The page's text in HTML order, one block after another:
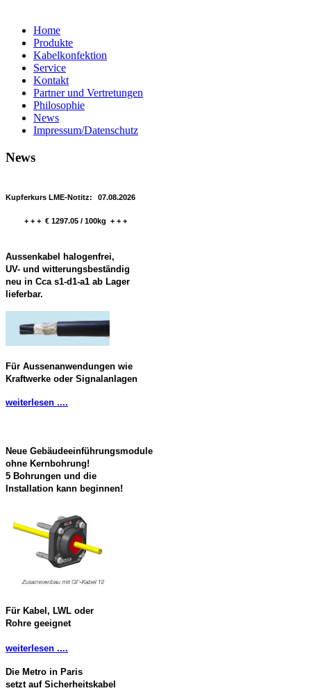
Home
Produkte
Kabelkonfektion
Service
Kontakt
Partner und Vertretungen
Philosophie
News
Impressum/Datenschutz
News
Kupferkurs LME-Notitz: 07.08.2026
+ + + € 1297.05 / 100kg + + +
Aussenkabel halogenfrei,
UV- und witterungsbeständig
neu in Cca s1-d1-a1 ab Lager
lieferbar.
Für Aussenanwendungen wie
Kraftwerke oder Signalanlagen
weiterlesen ....
Neue Gebäudeeinführungsmodule
ohne Kernbohrung!
5 Bohrungen und die
Installation kann beginnen!
Für Kabel, LWL oder
Rohre geeignet
weiterlesen ....
Die Metro in Paris
setzt auf Sicherheitskabel